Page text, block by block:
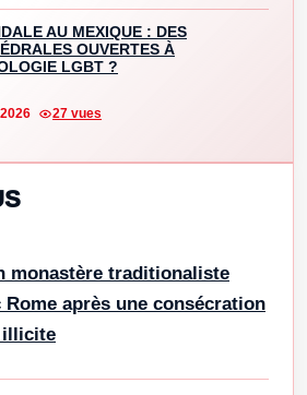
AU MEXIQUE : DES
OUVERTES À
LGBT ?
27 vues
monastère traditionaliste
Rome après une consécration
illicite